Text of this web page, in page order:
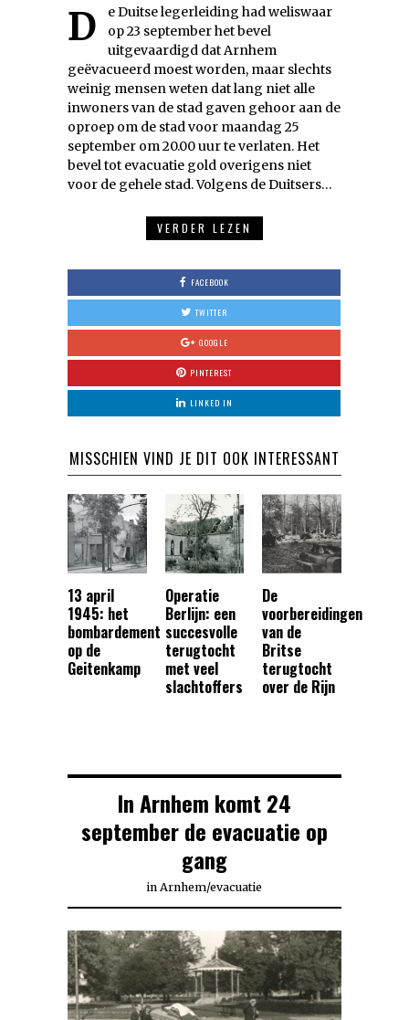
De Duitse legerleiding had weliswaar
op 23 september het bevel
uitgevaardigd dat Arnhem
geëvacueerd moest worden, maar slechts
weinig mensen weten dat lang niet alle
inwoners van de stad gaven gehoor aan de
oproep om de stad voor maandag 25
september om 20.00 uur te verlaten. Het
bevel tot evacuatie gold overigens niet
voor de gehele stad. Volgens de Duitsers…
VERDER LEZEN
FACEBOOK
TWITTER
GOOGLE
PINTEREST
LINKED IN
MISSCHIEN VIND JE DIT OOK INTERESSANT
13 april
1945: het
bombardement
op de
Geitenkamp
Operatie
Berlijn: een
succesvolle
terugtocht
met veel
slachtoffers
De
voorbereidingen
van de
Britse
terugtocht
over de Rijn
In Arnhem komt 24
september de evacuatie op
gang
in Arnhem/evacuatie